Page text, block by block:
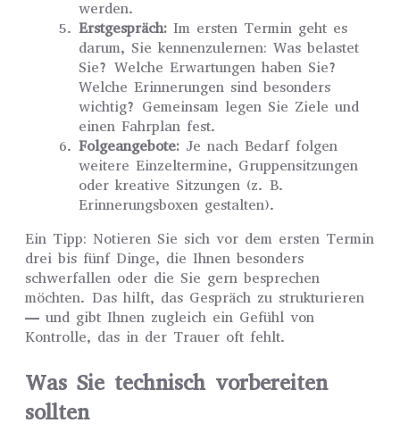
werden.
Erstgespräch: Im ersten Termin geht es
darum, Sie kennenzulernen: Was belastet
Sie? Welche Erwartungen haben Sie?
Welche Erinnerungen sind besonders
wichtig? Gemeinsam legen Sie Ziele und
einen Fahrplan fest.
Folgeangebote: Je nach Bedarf folgen
weitere Einzeltermine, Gruppensitzungen
oder kreative Sitzungen (z. B.
Erinnerungsboxen gestalten).
Ein Tipp: Notieren Sie sich vor dem ersten Termin
drei bis fünf Dinge, die Ihnen besonders
schwerfallen oder die Sie gern besprechen
möchten. Das hilft, das Gespräch zu strukturieren
— und gibt Ihnen zugleich ein Gefühl von
Kontrolle, das in der Trauer oft fehlt.
Was Sie technisch vorbereiten
sollten